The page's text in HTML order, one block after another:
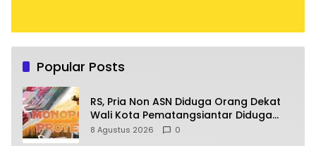
Popular Posts
RS, Pria Non ASN Diduga Orang Dekat
Wali Kota Pematangsiantar Diduga
Bagi Bagi Proyek ke Kontraktor
8 Agustus 2026 0